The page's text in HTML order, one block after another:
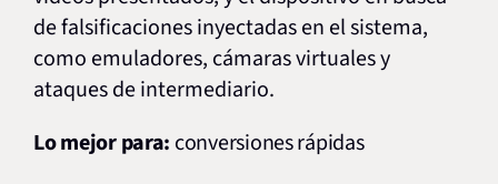
de falsificaciones inyectadas en el sistema,
como emuladores, cámaras virtuales y
ataques de intermediario.
Lo mejor para: conversiones rápidas